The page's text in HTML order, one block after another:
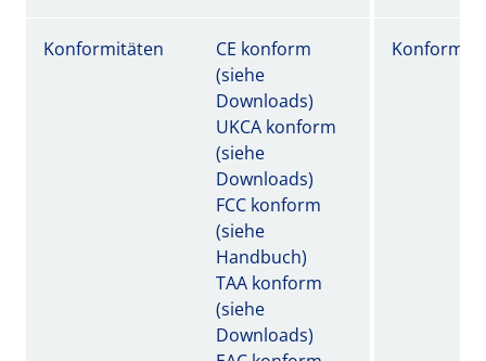
Konformitäten
CE konform
(siehe
Downloads)
UKCA konform
(siehe
Downloads)
FCC konform
(siehe
Handbuch)
TAA konform
(siehe
Downloads)